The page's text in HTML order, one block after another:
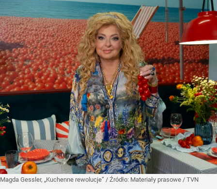
Magda Gessler, „Kuchenne rewolucje” / Źródło: Materiały prasowe / TVN